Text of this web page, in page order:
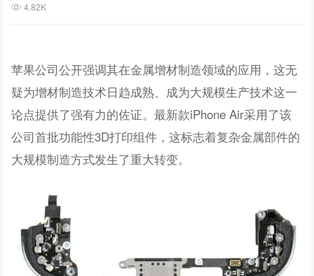
4.82K
苹果公司公开强调其在金属增材制造领域的应用，这无
疑为增材制造技术日趋成熟、成为大规模生产技术这一
论点提供了强有力的佐证。最新款iPhone Air采用了该
公司首批功能性3D打印组件，这标志着复杂金属部件的
大规模制造方式发生了重大转变。